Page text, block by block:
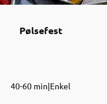
Pølsefest
40-60 min|Enkel